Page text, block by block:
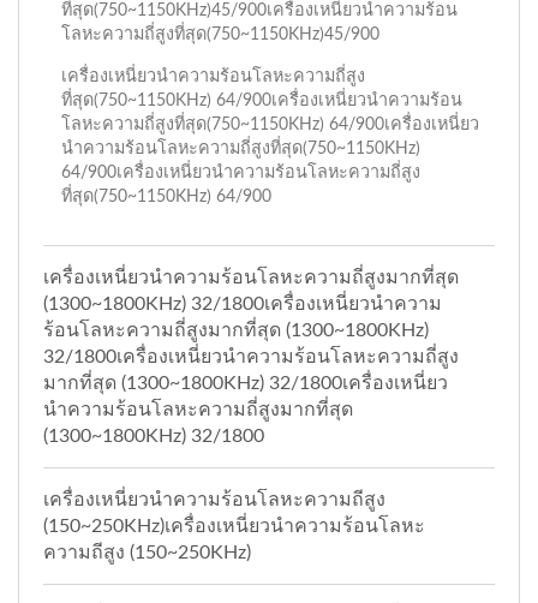
ที่สุด(750~1150KHz)45/900เครื่องเหนี่ยวนำความร้อน
โลหะความถี่สูงที่สุด(750~1150KHz)45/900
เครื่องเหนี่ยวนำความร้อนโลหะความถี่สูง
ที่สุด(750~1150KHz) 64/900เครื่องเหนี่ยวนำความร้อน
โลหะความถี่สูงที่สุด(750~1150KHz) 64/900เครื่องเหนี่ยว
นำความร้อนโลหะความถี่สูงที่สุด(750~1150KHz)
64/900เครื่องเหนี่ยวนำความร้อนโลหะความถี่สูง
ที่สุด(750~1150KHz) 64/900
เครื่องเหนี่ยวนำความร้อนโลหะความถี่สูงมากที่สุด
(1300~1800KHz) 32/1800เครื่องเหนี่ยวนำความ
ร้อนโลหะความถี่สูงมากที่สุด (1300~1800KHz)
32/1800เครื่องเหนี่ยวนำความร้อนโลหะความถี่สูง
มากที่สุด (1300~1800KHz) 32/1800เครื่องเหนี่ยว
นำความร้อนโลหะความถี่สูงมากที่สุด
(1300~1800KHz) 32/1800
เครื่องเหนี่ยวนำความร้อนโลหะความถีสูง
(150~250KHz)เครื่องเหนี่ยวนำความร้อนโลหะ
ความถีสูง (150~250KHz)